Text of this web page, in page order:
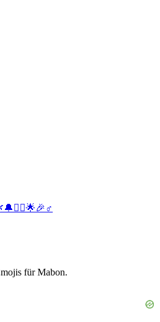
🔔 🧎‍♀️🌟🎉 ♂️
für Mabon.